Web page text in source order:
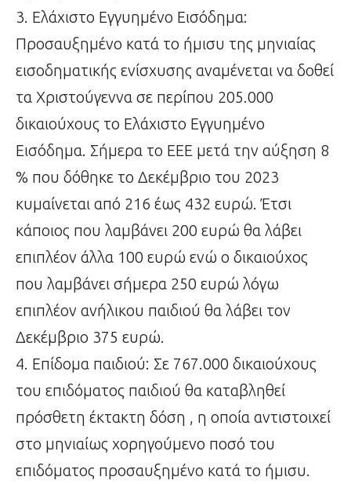
3. Ελάχιστο Εγγυημένο Εισόδημα:
Προσαυξημένο κατά το ήμισυ της μηνιαίας
εισοδηματικής ενίσχυσης αναμένεται να δοθεί
τα Χριστούγεννα σε περίπου 205.000
δικαιούχους το Ελάχιστο Εγγυημένο
Εισόδημα. Σήμερα το ΕΕΕ μετά την αύξηση 8
% που δόθηκε το Δεκέμβριο του 2023
κυμαίνεται από 216 έως 432 ευρώ. Έτσι
κάποιος που λαμβάνει 200 ευρώ θα λάβει
επιπλέον άλλα 100 ευρώ ενώ ο δικαιούχος
που λαμβάνει σήμερα 250 ευρώ λόγω
επιπλέον ανήλικου παιδιού θα λάβει τον
Δεκέμβριο 375 ευρώ.
4. Επίδομα παιδιού: Σε 767.000 δικαιούχους
του επιδόματος παιδιού θα καταβληθεί
πρόσθετη έκτακτη δόση , η οποία αντιστοιχεί
στο μηνιαίως χορηγούμενο ποσό του
επιδόματος προσαυξημένο κατά το ήμισυ.